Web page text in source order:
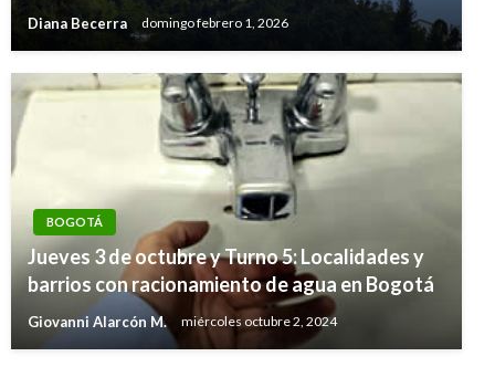
Diana Becerra domingo febrero 1, 2026
BOGOTÁ
Jueves 3 de octubre y Turno 5: Localidades y
barrios con racionamiento de agua en Bogotá
Giovanni Alarcón M. miércoles octubre 2, 2024